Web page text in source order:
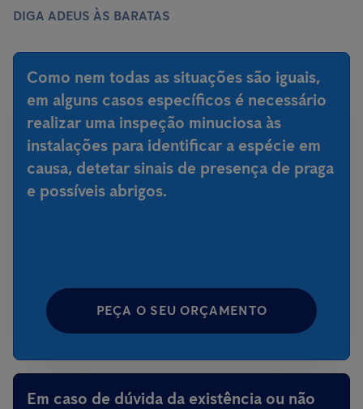
DIGA ADEUS ÀS BARATAS
Como nem todas as situações são iguais,
em alguns casos específicos é necessário
realizar uma inspeção minuciosa às
instalações para identificar a espécie em
causa, detetar sinais de presença de praga
e possíveis abrigos.
PEÇA O SEU ORÇAMENTO
Em caso de dúvida da existência ou não